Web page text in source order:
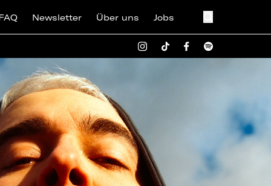
Newsletter Über uns Jobs